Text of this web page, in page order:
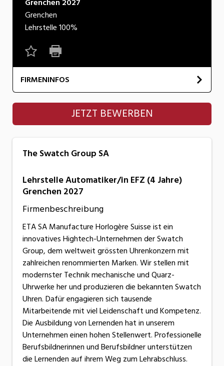
Verkehr/Logistik
Wirtschaft/Verwaltung
Grenchen
Lehrstelle100%
FIRMENINFOS
The Swatch Group SA
JETZT BEWERBEN
The Swatch Group SA
Lehrstelle Automatiker/in EFZ (4 Jahre)
Grenchen 2027
Firmenbeschreibung
ETA SA Manufacture Horlogère Suisse ist ein
innovatives Hightech-Unternehmen der Swatch
Group, dem weltweit grössten Uhrenkonzern mit
zahlreichen renommierten Marken. Wir stellen mit
modernster Technik mechanische und Quarz-
Uhrwerke her und produzieren die bekannten Swatch
Uhren. Dafür engagieren sich tausende
Mitarbeitende mit viel Leidenschaft und Kompetenz.
Die Ausbildung von Lernenden hat in unserem
Unternehmen einen hohen Stellenwert. Professionelle
Berufsbildnerinnen und Berufsbildner unterstützen
die Lernenden auf ihrem Weg zum Lehrabschluss.